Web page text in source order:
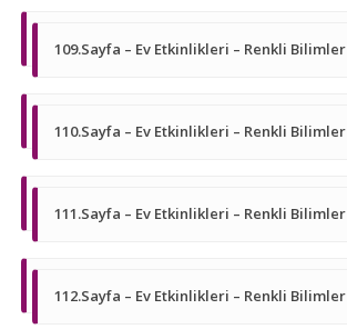
109.Sayfa – Ev Etkinlikleri – Renkli Bilimler
110.Sayfa – Ev Etkinlikleri – Renkli Bilimler
111.Sayfa – Ev Etkinlikleri – Renkli Bilimler
112.Sayfa – Ev Etkinlikleri – Renkli Bilimler